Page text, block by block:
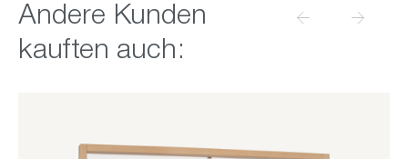
Produktgalerie überspringen
Andere Kunden
kauften auch: